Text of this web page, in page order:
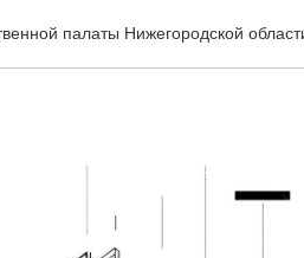
палаты Нижегородской